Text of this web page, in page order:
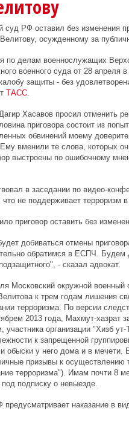
суд РФ оставил без изменения
осужденному за
по делам военнослужащих
военного суда от 28 апреля
защиты - без
ТАСС.
Хасавов просил отменить
приговора состоит из
обвинений моему
вменили те слова, которых
выстроены по ошибочному
в заседании по видео-
что не поддерживает терроризм
приговор оставить без
добиваться отмены
обратимся в ЕСПЧ. Будем
- сказал адвокат.
Московский окружной военный
к трем годам лишения
терроризма. По версии
2013 года, Махмут-хазрат
участника организации "Хизб
к запрещенной
обыски у него дома и в мечети.
призывы к осуществлению
терроризма"). Имам почти 8
под подписку о невыезде.
наказание в